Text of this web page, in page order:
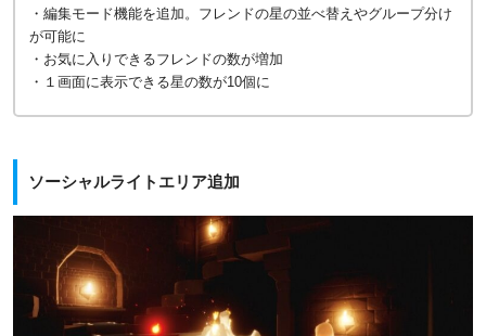
・編集モード機能を追加。フレンドの星の並べ替えやグループ分け
が可能に
・お気に入りできるフレンドの数が増加
・１画面に表示できる星の数が10個に
ソーシャルライトエリア追加